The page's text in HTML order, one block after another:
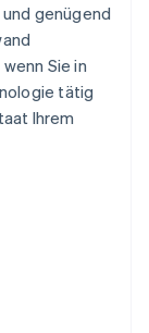
genügend
Sie in
tätig
Ihrem